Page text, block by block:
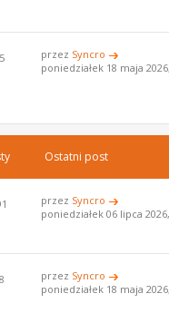
przez Syncro
poniedziałek 18 maja
Ostatni post
przez Syncro
poniedziałek 06 lipca
przez Syncro
poniedziałek 18 maja